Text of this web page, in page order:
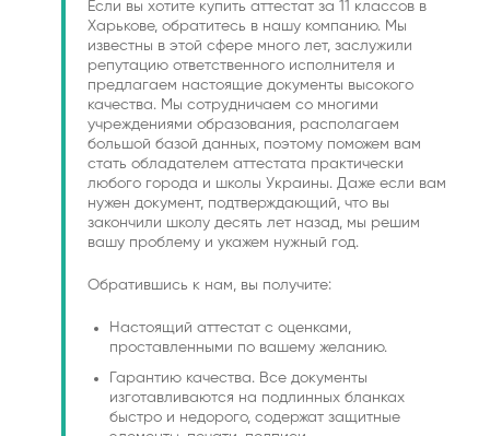
Если вы хотите купить аттестат за 11 классов в
Харькове, обратитесь в нашу компанию. Мы
известны в этой сфере много лет, заслужили
репутацию ответственного исполнителя и
предлагаем настоящие документы высокого
качества. Мы сотрудничаем со многими
учреждениями образования, располагаем
большой базой данных, поэтому поможем вам
стать обладателем аттестата практически
любого города и школы Украины. Даже если вам
нужен документ, подтверждающий, что вы
закончили школу десять лет назад, мы решим
вашу проблему и укажем нужный год.
Обратившись к нам, вы получите:
Настоящий аттестат с оценками,
проставленными по вашему желанию.
Гарантию качества. Все документы
изготавливаются на подлинных бланках
быстро и недорого, содержат защитные